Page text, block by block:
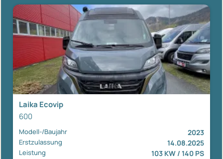
Laika Ecovip
600
Modell-/Baujahr 2023
Erstzulassung 14.08.2025
Leistung 103 KW / 140 PS